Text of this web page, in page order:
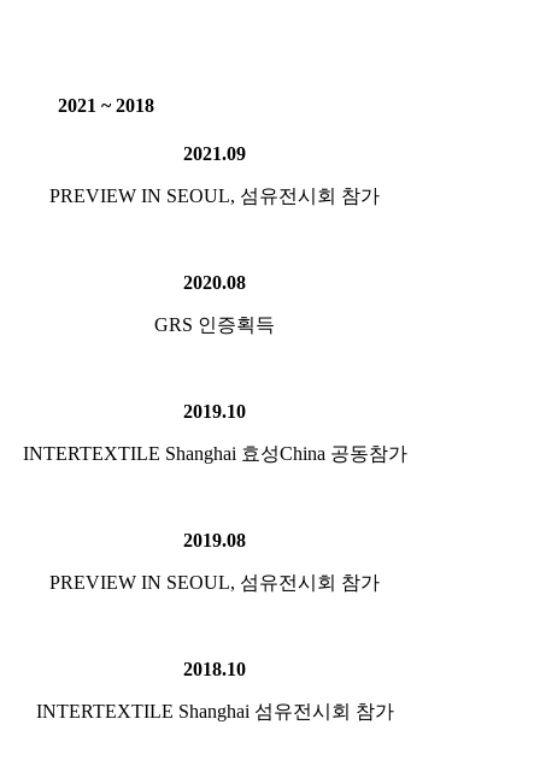
2021 ~ 2018
2021.09
PREVIEW IN SEOUL, 섬유전시회 참가
2020.08
GRS 인증획득
2019.10
INTERTEXTILE Shanghai 효성China 공동참가
2019.08
PREVIEW IN SEOUL, 섬유전시회 참가
2018.10
INTERTEXTILE Shanghai 섬유전시회 참가